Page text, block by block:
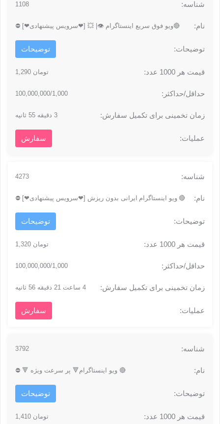
1108
🔴ویو فوق سریع اینستاگرام 👁| 💥 [❤سرویس پیشنهادی❤] ⛔
توضیحات
تومان 1,290
100,000,000/1,000
3 دقیقه 55 ثانیه
سفارش
4273
🔴 ویو اینستاگرام ایرانی بدون ریزش [❤سرویس پیشنهادی❤] ⛔
توضیحات
تومان 1,320
100,000,000/1,000
4 ساعت 21 دقیقه 56 ثانیه
سفارش
3792
🔴 ویو اینستاگرام🔻 پر سرعت ویژه 🔻 ⛔
توضیحات
تومان 1,410